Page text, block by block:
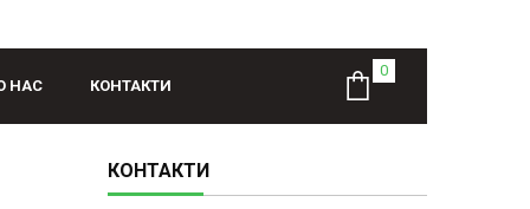
НАС КОНТАКТИ
КОНТАКТИ